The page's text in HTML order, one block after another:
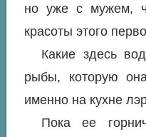
но уже с мужем,
красоты этого
Какие здесь
рыбы, которую
именно на кухне
Пока ее